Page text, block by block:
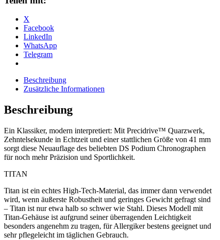
Armbanduhr
Menge
X
Facebook
LinkedIn
WhatsApp
Telegram
Beschreibung
Zusätzliche Informationen
Beschreibung
Ein Klassiker, modern interpretiert: Mit Precidrive™ Quarzwerk,
Zehntelsekunde in Echtzeit und einer stattlichen Größe von 41 mm
sorgt diese Neuauflage des beliebten DS Podium Chronographen
für noch mehr Präzision und Sportlichkeit.
TITAN
Titan ist ein echtes High-Tech-Material, das immer dann verwendet
wird, wenn äußerste Robustheit und geringes Gewicht gefragt sind
– Titan ist nur etwa halb so schwer wie Stahl. Dieses Modell mit
Titan-Gehäuse ist aufgrund seiner überragenden Leichtigkeit
besonders angenehm zu tragen, für Allergiker bestens geeignet und
sehr pflegeleicht im täglichen Gebrauch.